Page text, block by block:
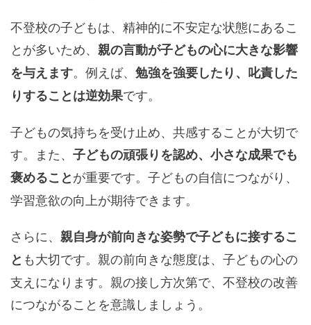
不登校の子どもは、精神的に不安定な状態にあるこ
とが多いため、 親の言動が子どもの心に大きな影響
を与えます。例えば、 勉強を強要したり、叱責した
りすることは逆効果です。
子どもの気持ちを受け止め、共感することが大切で
す。また、 子どもの頑張りを認め、小さな成果でも
褒めることが重要です。子どもの自信につながり、
学習意欲の向上が期待できます。
さらに、 親自身が前向きな姿勢で子どもに接するこ
と も大切です。親の前向きな態度は、子どもの心の
支えになります。親の接し方次第で、不登校の改善
につながることを意識しましょう。